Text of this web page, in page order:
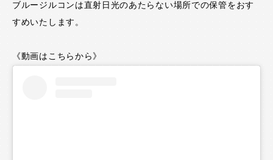
ブルージルコンは直射日光のあたらない場所での保管をおす
すめいたします。
《動画はこちらから》